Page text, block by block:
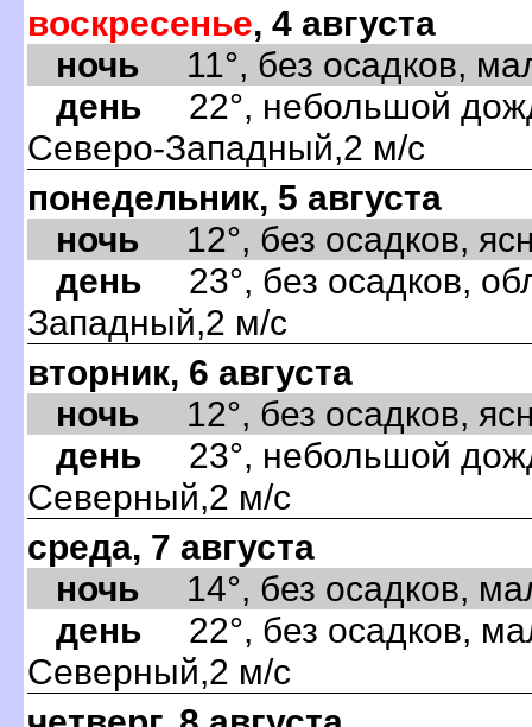
воскресенье, 4 августа
ночь 11°, без осадков,
день 22°, небольшой
Северо-Западный,2 м/с
понедельник, 5 августа
ночь 12°, без осадков,
день 23°, без осадков,
Западный,2 м/с
вторник, 6 августа
ночь 12°, без осадков,
день 23°, небольшой
Северный,2 м/с
среда, 7 августа
ночь 14°, без осадков,
день 22°, без осадков,
Северный,2 м/с